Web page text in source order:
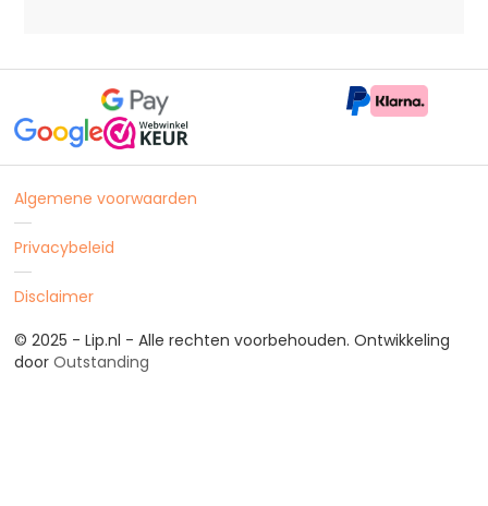
Algemene voorwaarden
Privacybeleid
Disclaimer
© 2025 - Lip.nl - Alle rechten voorbehouden. Ontwikkeling
door Outstanding